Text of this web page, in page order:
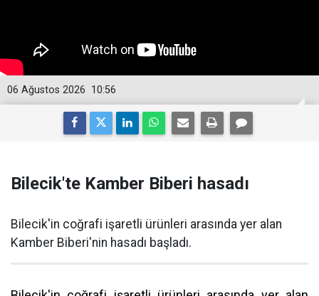
10:56
06 Ağustos 2026
Bilecik'te Kamber Biberi hasadı
Bilecik'in coğrafi işaretli ürünleri arasında yer alan
Kamber Biberi'nin hasadı başladı.